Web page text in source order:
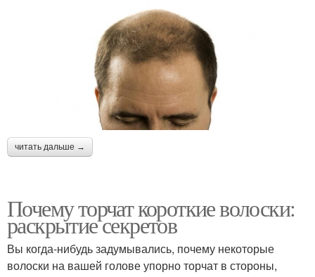
читать дальше →
Почему торчат короткие волоски:
раскрытие секретов
Вы когда-нибудь задумывались, почему некоторые
волоски на вашей голове упорно торчат в стороны,